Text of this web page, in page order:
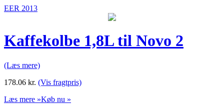
EER 2013
Kaffekolbe 1,8L til Novo 2
(Læs mere)
178.06 kr. (Vis fragtpris)
Læs mere »Køb nu »